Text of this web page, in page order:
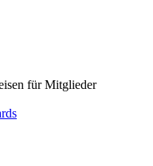
für Mitglieder